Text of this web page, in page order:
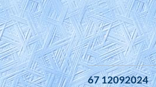
67 12092024